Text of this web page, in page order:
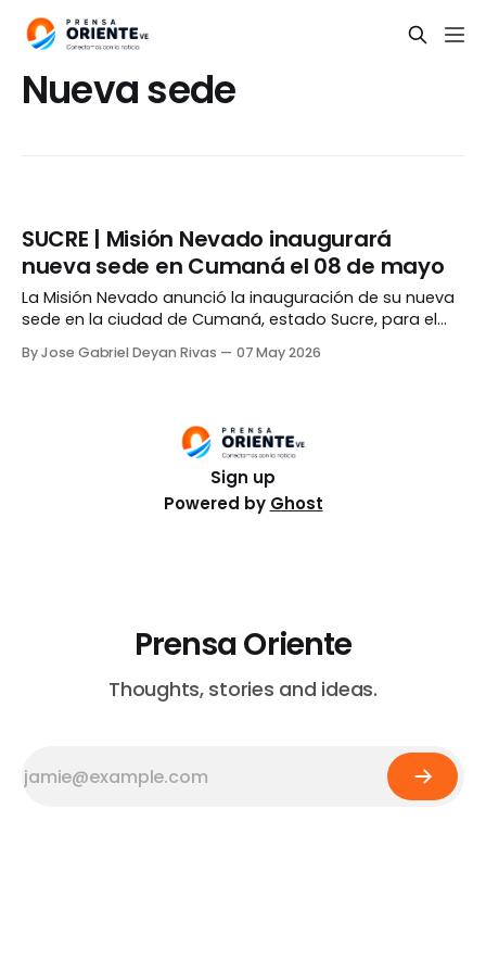
Nueva sede
SUCRE | Misión Nevado inaugurará
nueva sede en Cumaná el 08 de mayo
La Misión Nevado anunció la inauguración de su nueva
sede en la ciudad de Cumaná, estado Sucre, para el
09:00 AM. De acuerdo a información compartida en su
By Jose Gabriel Deyan Rivas 07 May 2026
Sign up
Powered by Ghost
Prensa Oriente
Thoughts, stories and ideas.